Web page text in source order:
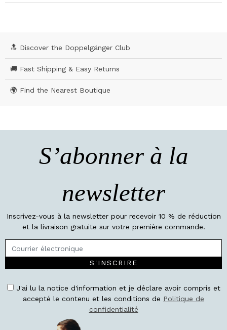
🔝 Discover the Doppelgänger Club
🚚 Fast Shipping & Easy Returns
🌍 Find the Nearest Boutique
S’abonner à la
newsletter
Inscrivez-vous à la newsletter pour recevoir 10 % de réduction
et la livraison gratuite sur votre première commande.
S'INSCRIRE
J'ai lu la notice d'information et je déclare avoir compris et
accepté le contenu et les conditions de Politique de
confidentialité